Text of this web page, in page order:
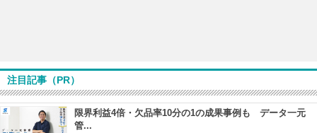
注目記事（PR）
限界利益4倍・欠品率10分の1の成果事例も データ一元
管...